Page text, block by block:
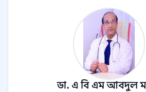
ডা. এ বি এম আবদুল